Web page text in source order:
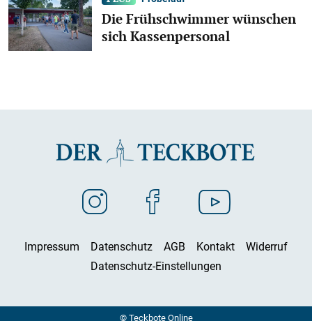
Die Frühschwimmer wünschen
sich Kassenpersonal
Impressum Datenschutz AGB Kontakt
Widerruf
Datenschutz-Einstellungen
© Teckbote Online